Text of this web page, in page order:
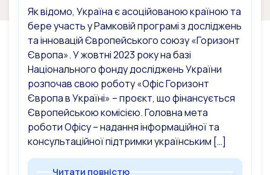
Як відомо, Україна є асоційованою країною та
бере участь у Рамковій програмі з досліджень
та інновацій Європейського союзу «Горизонт
Європа». У жовтні 2023 року на базі
Національного фонду досліджень України
розпочав свою роботу «Офіс Горизонт
Європа в Україні» – проєкт, що фінансується
Європейською комісією. Головна мета
роботи Офісу – надання інформаційної та
консультаційної підтримки українським […]
Читати повністю